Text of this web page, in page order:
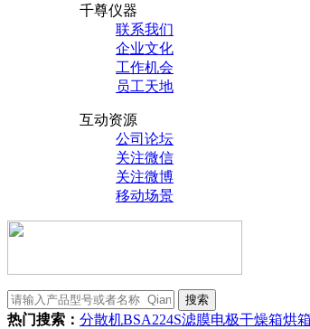
千尊仪器
联系我们
企业文化
工作机会
员工天地
互动资源
公司论坛
关注微信
关注微博
移动场景
热门搜索： 分散机BSA224S滤膜电极干燥箱烘箱